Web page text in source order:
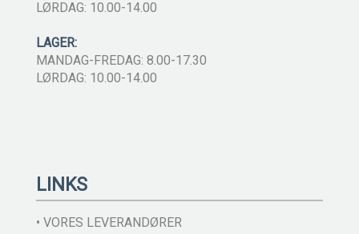
LØRDAG: 10.00-14.00
LAGER:
MANDAG-FREDAG: 8.00-17.30
LØRDAG: 10.00-14.00
LINKS
• VORES LEVERANDØRER